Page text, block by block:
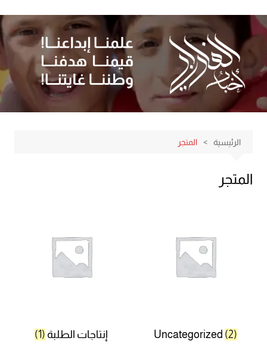
إلى
المحتوى
الرئيسية المتجر
المتجر
Uncategorized (2) إنتاجات الطلبة (1)